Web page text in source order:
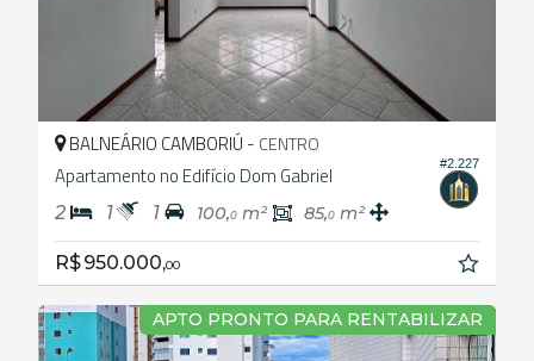
#2.227
BALNEÁRIO CAMBORIÚ - CENTRO
Apartamento no Edifício Dom Gabriel
2 1 1 100,0 m² 85,0 m²
R$ 950.000,00
APTO PRONTO PARA RENTABILIZAR